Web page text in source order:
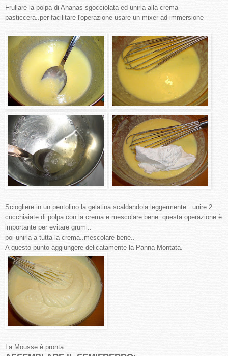
Frullare la polpa di Ananas sgocciolata ed unirla alla crema
pasticcera..per facilitare l'operazione usare un mixer ad immersione
Sciogliere in un pentolino la gelatina scaldandola leggermente...unire 2
cucchiaiate di polpa con la crema e mescolare bene..questa operazione è
importante per evitare grumi..
poi unirla a tutta la crema..mescolare bene..
A questo punto aggiungere delicatamente la Panna Montata.
La Mousse è pronta